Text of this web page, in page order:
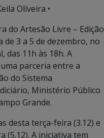
Oliveira •
do Artesão Livre – Edição
de 3 a 5 de dezembro, no
das 11h às 18h. A
parceria entre a
do Sistema
Ministério Público
Grande.
desta terça-feira (3.12) e
A iniciativa tem